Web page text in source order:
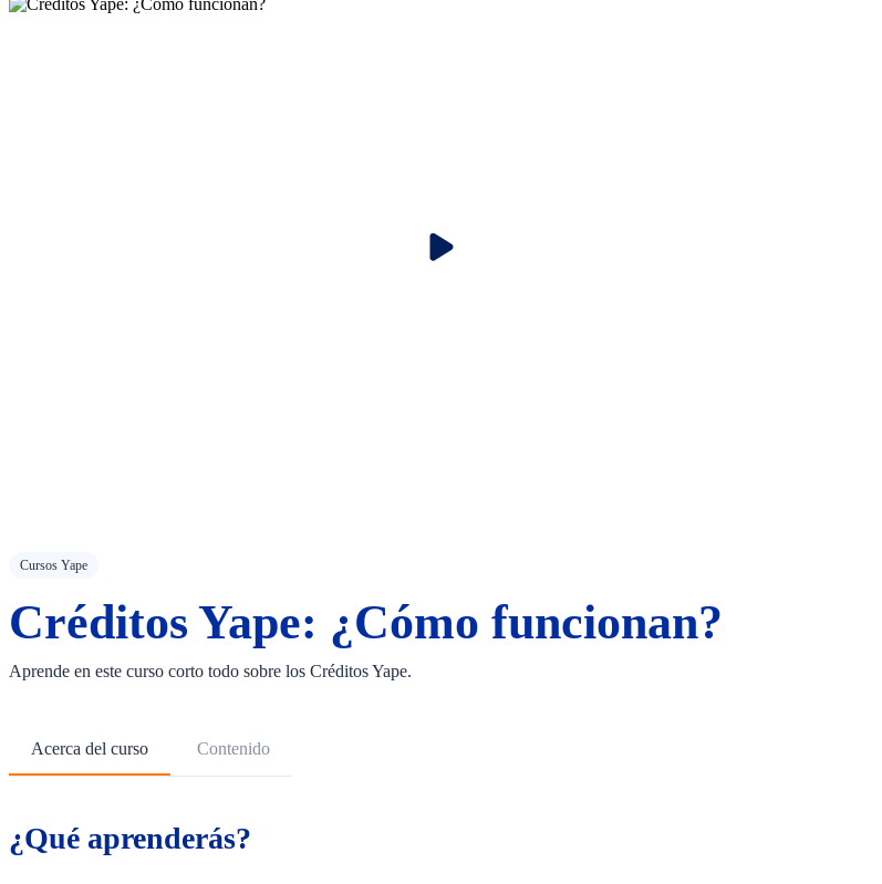
Cursos Yape
Créditos Yape: ¿Cómo funcionan?
Aprende en este curso corto todo sobre los Créditos Yape.
Acerca del curso Contenido
¿Qué aprenderás?